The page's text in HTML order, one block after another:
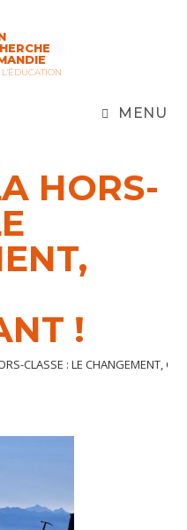
MENU
HORS-
!
CLASSE : LE CHANGEMENT,